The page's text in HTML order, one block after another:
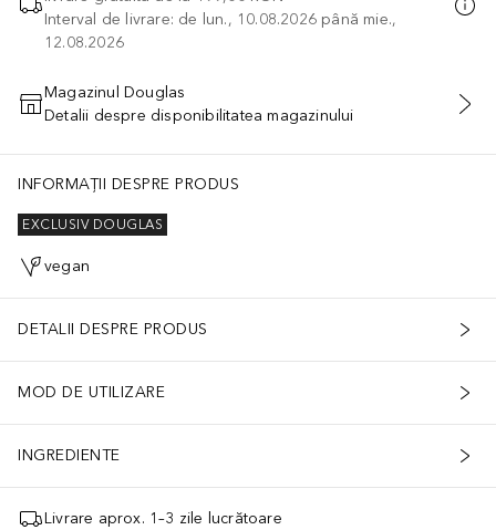
Interval de livrare: de lun., 10.08.2026 până mie.,
12.08.2026
ADĂUGAȚI ÎN COŞ
Magazinul Douglas
Detalii despre disponibilitatea magazinului
INFORMAȚII DESPRE PRODUS
EXCLUSIV DOUGLAS
vegan
DETALII DESPRE PRODUS
MOD DE UTILIZARE
INGREDIENTE
Livrare aprox. 1–3 zile lucrătoare